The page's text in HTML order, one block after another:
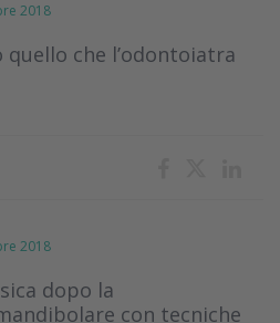
2018
che l’odontoiatra
2018
dopo la
con tecniche